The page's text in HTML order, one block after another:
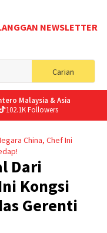
NEWSLETTER
Carian
for:
Malaysia & Asia
102.1K Followers
China, Chef Ini
Dari
Kongsi
Gerenti